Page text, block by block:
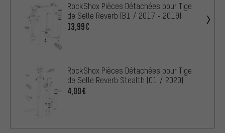
RockShox Pièces Détachées pour Tige
de Selle Reverb (B1 / 2017 - 2019)
13,99€
RockShox Pièces Détachées pour Tige
de Selle Reverb Stealth (C1 / 2020)
4,99€